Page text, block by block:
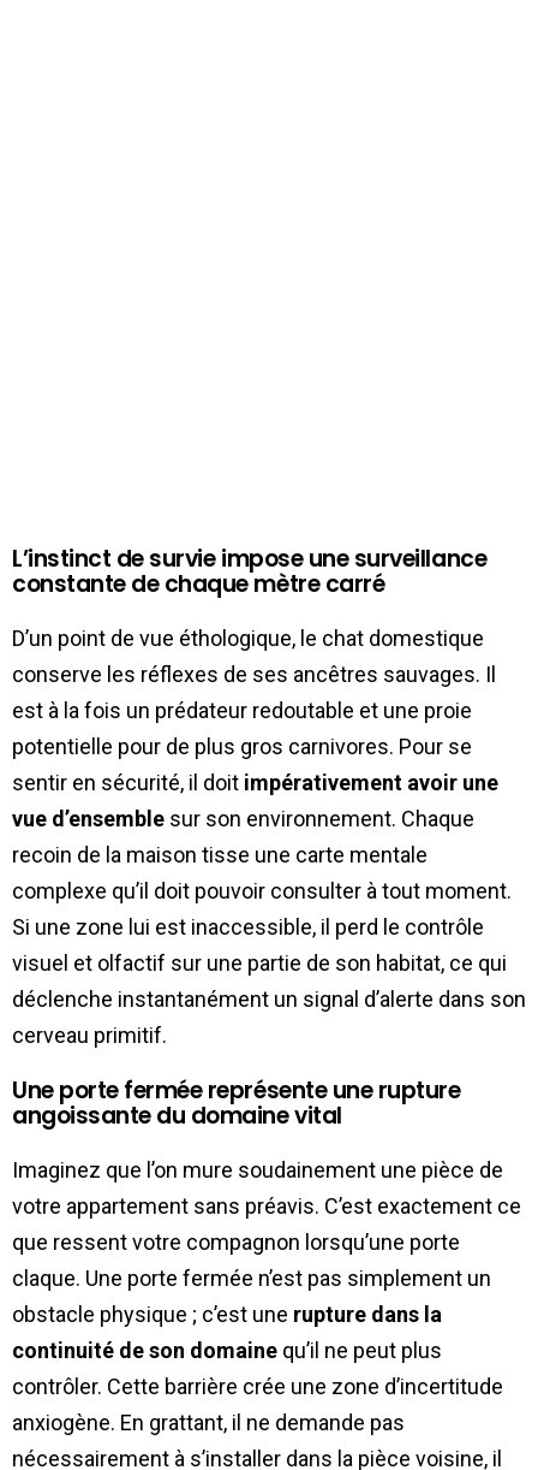
L’instinct de survie impose une surveillance
constante de chaque mètre carré
D’un point de vue éthologique, le chat domestique
conserve les réflexes de ses ancêtres sauvages. Il
est à la fois un prédateur redoutable et une proie
potentielle pour de plus gros carnivores. Pour se
sentir en sécurité, il doit impérativement avoir une
vue d’ensemble sur son environnement. Chaque
recoin de la maison tisse une carte mentale
complexe qu’il doit pouvoir consulter à tout moment.
Si une zone lui est inaccessible, il perd le contrôle
visuel et olfactif sur une partie de son habitat, ce qui
déclenche instantanément un signal d’alerte dans son
cerveau primitif.
Une porte fermée représente une rupture
angoissante du domaine vital
Imaginez que l’on mure soudainement une pièce de
votre appartement sans préavis. C’est exactement ce
que ressent votre compagnon lorsqu’une porte
claque. Une porte fermée n’est pas simplement un
obstacle physique ; c’est une rupture dans la
continuité de son domaine qu’il ne peut plus
contrôler. Cette barrière crée une zone d’incertitude
anxiogène. En grattant, il ne demande pas
nécessairement à s’installer dans la pièce voisine, il